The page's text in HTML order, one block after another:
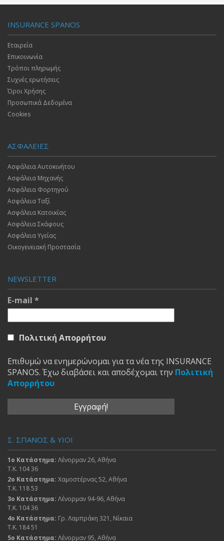
INSURANCE SPANOS
Εταιρεία
Επικοινωνία
Τρόποι πληρωμής
Συχνές ερωτήσεις
Όροι Χρήσης
Προσωπικά Δεδομένα
Cookies
ΑΣΦΑΛΕΙΕΣ
Ασφάλεια Αυτοκινήτου
Ασφάλεια Μηχανής
Ασφάλεια Φορτηγού
Ασφάλεια Ταξί
Ασφάλεια Κατοικίας
Ασφάλεια Σκάφους
Ασφάλεια Υγείας
Οικογενειακή Προστασία
NEWSLETTER
E-mail *
Πολιτική Απορρήτου
Επιθυμώ να ενημερώνομαι για τα νέα της INSURANCE
SPANOS. Έχω διαβάσει και αποδέχομαι την Πολιτική
Απορρήτου
Σ. ΣΠΑΝΟΣ & ΥΙΟΙ
1ο Κατάστημα: Λένορμαν 26, Αθήνα
Τ.Κ. 104 36
2ο Κατάστημα: Χαμοστέρνας 52, Αθήνα
Τ.Κ. 118 53
3ο Κατάστημα: Λένορμαν 94-96, Αθήνα
Τ.Κ. 104 36
4ο Κατάστημα: Γρ. Λαμπράκη 321, Νίκαια
Τ.Κ. 184 51
5ο Κατάστημα: Λένορμαν 95, Αθήνα